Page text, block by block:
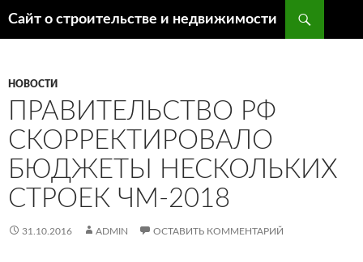
Сайт о строительстве и недвижимости
НОВОСТИ
ПРАВИТЕЛЬСТВО РФ
СКОРРЕКТИРОВАЛО
БЮДЖЕТЫ НЕСКОЛЬКИХ
СТРОЕК ЧМ-2018
31.10.2016 ADMIN ОСТАВИТЬ КОММЕНТАРИЙ